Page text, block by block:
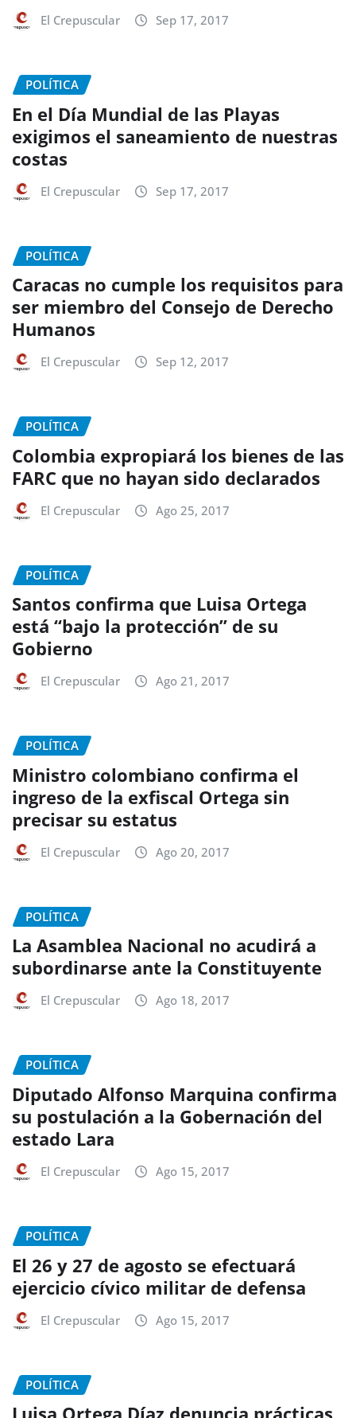
El Crepuscular Sep 17, 2017
POLÍTICA
En el Día Mundial de las Playas
exigimos el saneamiento de nuestras
costas
El Crepuscular Sep 17, 2017
POLÍTICA
Caracas no cumple los requisitos para
ser miembro del Consejo de Derecho
Humanos
El Crepuscular Sep 12, 2017
POLÍTICA
Colombia expropiará los bienes de las
FARC que no hayan sido declarados
El Crepuscular Ago 25, 2017
POLÍTICA
Santos confirma que Luisa Ortega
está “bajo la protección” de su
Gobierno
El Crepuscular Ago 21, 2017
POLÍTICA
Ministro colombiano confirma el
ingreso de la exfiscal Ortega sin
precisar su estatus
El Crepuscular Ago 20, 2017
POLÍTICA
La Asamblea Nacional no acudirá a
subordinarse ante la Constituyente
El Crepuscular Ago 18, 2017
POLÍTICA
Diputado Alfonso Marquina confirma
su postulación a la Gobernación del
estado Lara
El Crepuscular Ago 15, 2017
POLÍTICA
El 26 y 27 de agosto se efectuará
ejercicio cívico militar de defensa
El Crepuscular Ago 15, 2017
POLÍTICA